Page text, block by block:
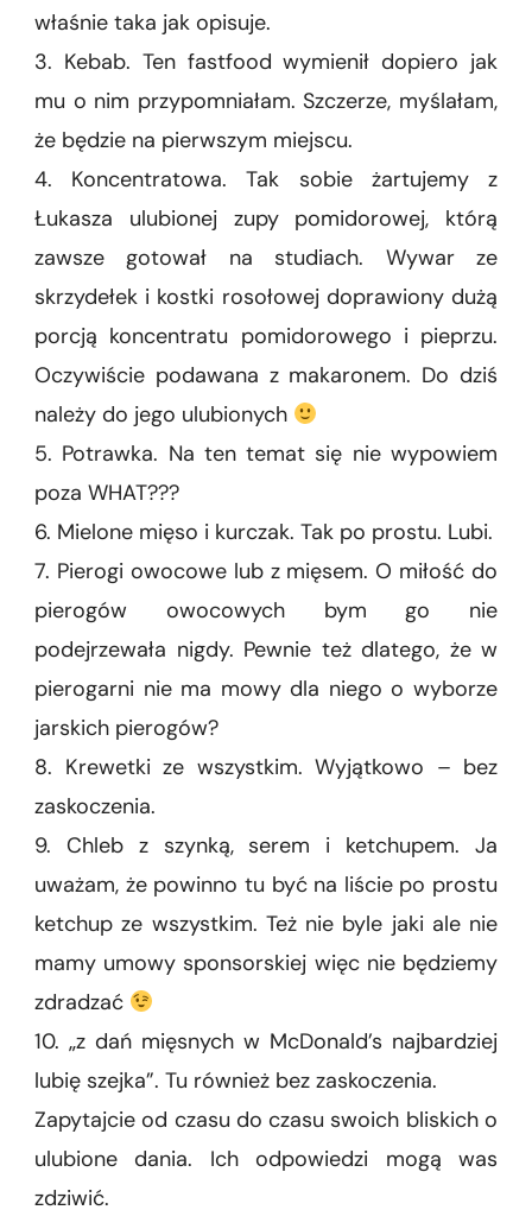
właśnie taka jak opisuje.
3. Kebab. Ten fastfood wymienił dopiero jak
mu o nim przypomniałam. Szczerze, myślałam,
że będzie na pierwszym miejscu.
4. Koncentratowa. Tak sobie żartujemy z
Łukasza ulubionej zupy pomidorowej, którą
zawsze gotował na studiach. Wywar ze
skrzydełek i kostki rosołowej doprawiony dużą
porcją koncentratu pomidorowego i pieprzu.
Oczywiście podawana z makaronem. Do dziś
należy do jego ulubionych
5. Potrawka. Na ten temat się nie wypowiem
poza WHAT???
6. Mielone mięso i kurczak. Tak po prostu. Lubi.
7. Pierogi owocowe lub z mięsem. O miłość do
pierogów owocowych bym go nie
podejrzewała nigdy. Pewnie też dlatego, że w
pierogarni nie ma mowy dla niego o wyborze
jarskich pierogów?
8. Krewetki ze wszystkim. Wyjątkowo – bez
zaskoczenia.
9. Chleb z szynką, serem i ketchupem. Ja
uważam, że powinno tu być na liście po prostu
ketchup ze wszystkim. Też nie byle jaki ale nie
mamy umowy sponsorskiej więc nie będziemy
zdradzać
10. „z dań mięsnych w McDonald’s najbardziej
lubię szejka”. Tu również bez zaskoczenia.
Zapytajcie od czasu do czasu swoich bliskich o
ulubione dania. Ich odpowiedzi mogą was
zdziwić.